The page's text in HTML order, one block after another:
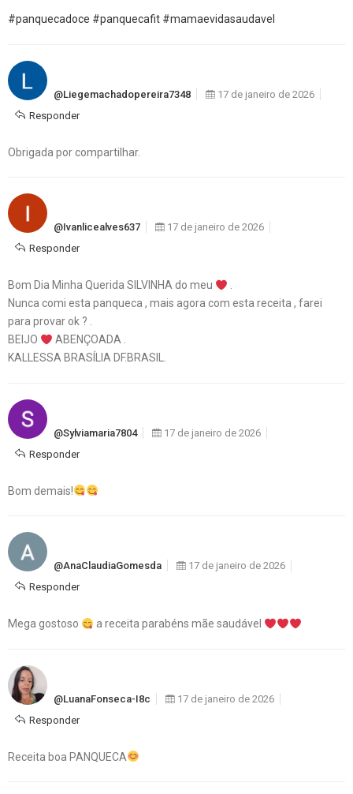
#panquecadoce #panquecafit #mamaevidasaudavel
@liegemachadopereira7348
17 de janeiro de 2026
Responder
Obrigada por compartilhar.
@ivanlicealves637
17 de janeiro de 2026
Responder
Bom Dia Minha Querida SILVINHA do meu
.
Nunca comi esta panqueca , mais agora com esta receita , farei
para provar ok ? .
BEIJO
ABENÇOADA .
KALLESSA BRASÍLIA DF.BRASIL.
@sylviamaria7804
17 de janeiro de 2026
Responder
Bom demais!
@AnaClaudiaGomesda
17 de janeiro de 2026
Responder
Mega gostoso a receita parabéns mãe saudável
@LuanaFonseca-I8c
17 de janeiro de 2026
Responder
Receita boa PANQUECA